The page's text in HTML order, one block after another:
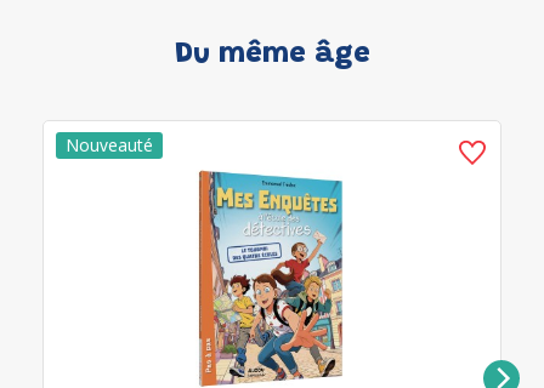
Du même âge